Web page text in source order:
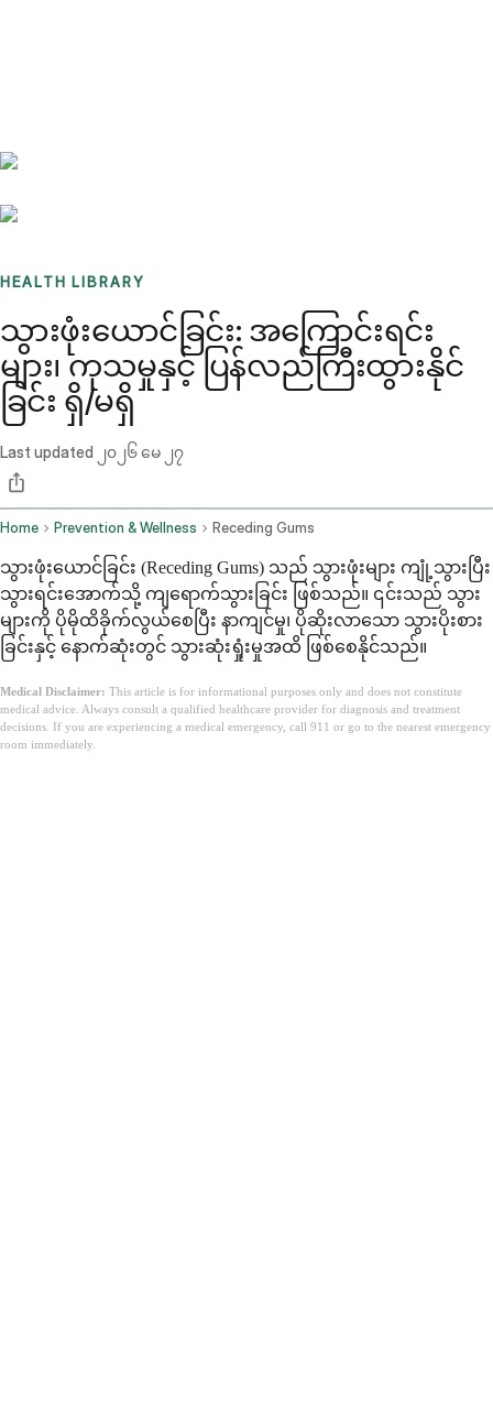
HEALTH LIBRARY
သွားဖုံးယောင်ခြင်း: အကြောင်းရင်း
များ၊ ကုသမှုနှင့် ပြန်လည်ကြီးထွားနိုင်
ခြင်း ရှိ/မရှိ
Last updated ၂၀၂၆ မေ ၂၇
Home Prevention & Wellness Receding Gums
သွားဖုံးယောင်ခြင်း (Receding Gums) သည် သွားဖုံးများ ကျုံ့သွားပြီး
သွားရင်းအောက်သို့ ကျရောက်သွားခြင်း ဖြစ်သည်။ ၎င်းသည် သွား
များကို ပိုမိုထိခိုက်လွယ်စေပြီး နာကျင်မှု၊ ပိုဆိုးလာသော သွားပိုးစား
ခြင်းနှင့် နောက်ဆုံးတွင် သွားဆုံးရှုံးမှုအထိ ဖြစ်စေနိုင်သည်။
Medical Disclaimer: This article is for informational purposes only and does not constitute
medical advice. Always consult a qualified healthcare provider for diagnosis and treatment
decisions. If you are experiencing a medical emergency, call 911 or go to the nearest emergency
room immediately.